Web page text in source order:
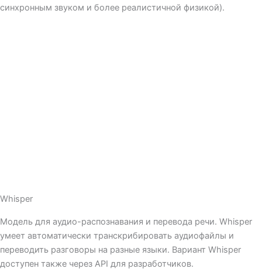
синхронным звуком и более реалистичной физикой).
Whisper
Модель для аудио-распознавания и перевода речи. Whisper
умеет автоматически транскрибировать аудиофайлы и
переводить разговоры на разные языки. Вариант Whisper
доступен также через API для разработчиков.